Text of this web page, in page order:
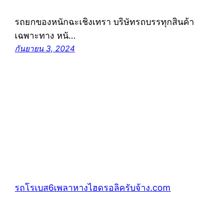
รถยกของหนักฉะเชิงเทรา บริษัทรถบรรทุกสินค้า
เฉพาะทาง หนั…
กันยายน 3, 2024
รถโรเบส6เพลาหางไฮดรอลิครับจ้าง.com